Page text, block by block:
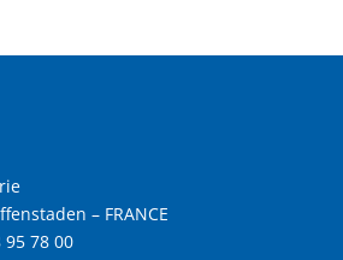
– FRANCE
95 78 00